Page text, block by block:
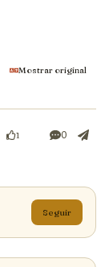
Mostrar original
1 0
Seguir